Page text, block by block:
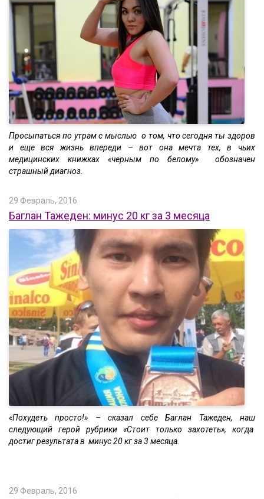
Просыпаться по утрам с мыслью о том, что сегодня ты здоров
и еще вся жизнь впереди – вот она мечта тех, в чьих
медицинских книжках «черным по белому» обозначен
страшный диагноз.
29 Февраль, 2016
Баглан Тажеден: минус 20 кг за 3 месяца
«Похудеть просто!» – сказал себе Баглан Тажеден, наш
следующий герой рубрики «Стоит только захотеть», когда
достиг результата в минус 20 кг за 3 месяца.
29 Февраль, 2016